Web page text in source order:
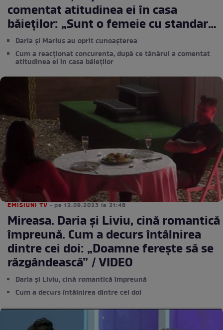
comentat atitudinea ei în casa
băieților: „Sunt o femeie cu standarde
ridicate”
Daria și Marius au oprit cunoașterea
Cum a reacționat concurenta, după ce tânărul a comentat
atitudinea ei în casa băieților
EMISIUNI TV • pe 12.09.2023 la 21:48
Mireasa. Daria și Liviu, cină romantică
împreună. Cum a decurs întâlnirea
dintre cei doi: „Doamne ferește să se
răzgândească” / VIDEO
Daria și Liviu, cină romantică împreună
Cum a decurs întâlnirea dintre cei doi